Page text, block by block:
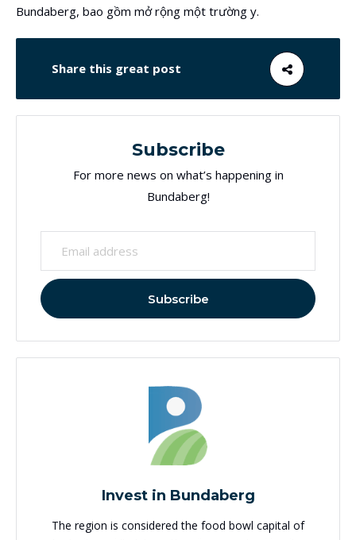
Bundaberg, bao gồm mở rộng một trường y.
Share this great post
Subscribe
For more news on what’s happening in
Bundaberg!
Invest in Bundaberg
The region is considered the food bowl capital of